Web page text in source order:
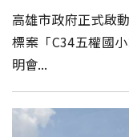
高雄市政府正式啟
標案「C34五權國
明會...